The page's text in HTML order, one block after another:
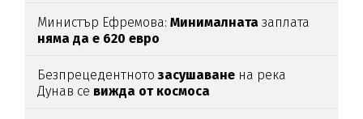
Министър Ефремова:Минималната заплата
няма да е 620 евро
Безпрецедентнотозасушаване на река
Дунав се вижда от космоса